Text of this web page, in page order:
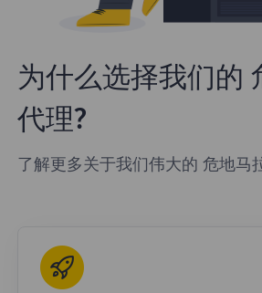
为什么选择我们的
代理?
了解更多关于我们伟大的 危地马